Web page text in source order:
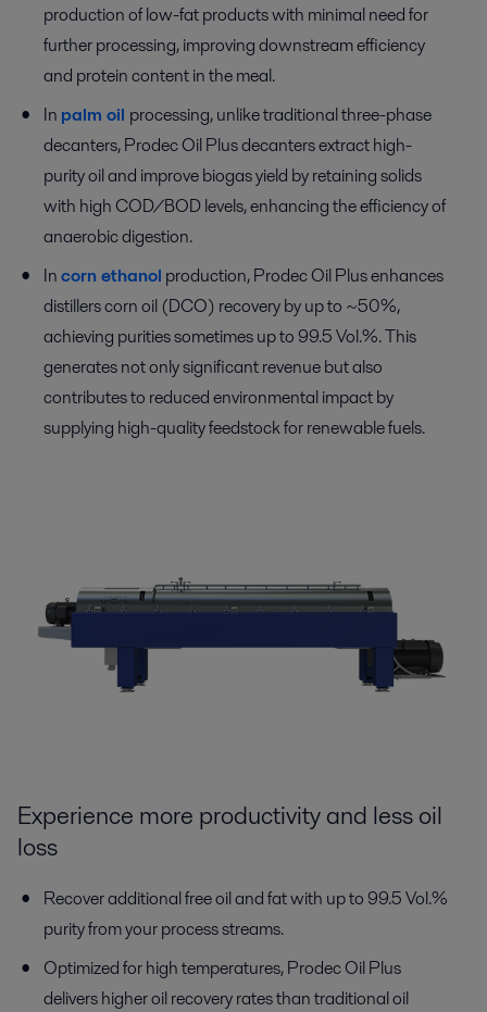
production of low-fat products with minimal need for
further processing, improving downstream efficiency
and protein content in the meal.
In palm oil processing, unlike traditional three-phase
decanters, Prodec Oil Plus decanters extract high-
purity oil and improve biogas yield by retaining solids
with high COD/BOD levels, enhancing the efficiency of
anaerobic digestion.
Incorn ethanol production, Prodec Oil Plus enhances
distillers corn oil (DCO) recovery by up to ~50%,
achieving purities sometimes up to 99.5 Vol.%. This
generates not only significant revenue but also
contributes to reduced environmental impact by
supplying high-quality feedstock for renewable fuels.
Experience more productivity and less oil
loss
Recover additional free oil and fat with up to 99.5 Vol.%
purity from your process streams.
Optimized for high temperatures, Prodec Oil Plus
delivers higher oil recovery rates than traditional oil